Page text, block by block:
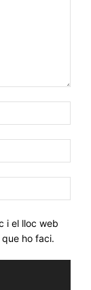
web:
i el lloc web
ho faci.